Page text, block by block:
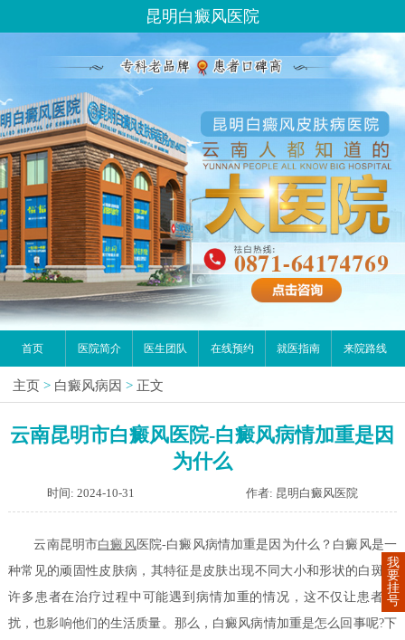
昆明白癜风医院
首页 医院简介 医生团队 在线预约 就医指南 来院路线
主页 > 白癜风病因 > 正文
云南昆明市白癜风医院-白癜风病情加重是因
为什么
时间: 2024-10-31 作者: 昆明白癜风医院
云南昆明市白癜风医院-白癜风病情加重是因为什么？白癜风是一
种常见的顽固性皮肤病，其特征是皮肤出现不同大小和形状的白斑。
许多患者在治疗过程中可能遇到病情加重的情况，这不仅让患者困
扰，也影响他们的生活质量。那么，白癜风病情加重是怎么回事呢?下
我
要
挂
号